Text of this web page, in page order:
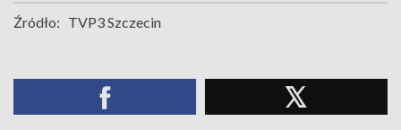
Źródło: TVP3 Szczecin